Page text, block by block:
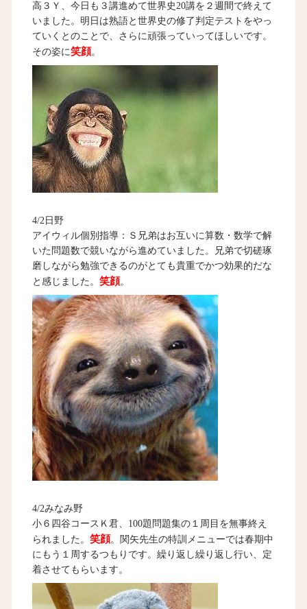
高３Ｙ、今日も３講進めて世界史20講を２週間で終えて
いました。明日は熟語と世界史の修了判定テストをやっ
ていくとのことで、さらに頑張っていってほしいです。
その姿に笑顔。
4/2日野
アイウィル個別指導：Ｓ兄弟はお互いに算数・数学で解
いた問題数で競いながら進めていました。兄弟で切磋琢
磨しながら勉強できるのがとても貴重でかつ効果的だな
と感じました。 笑顔。
4/2みなみ野
小６四谷コースＫ君、100題問題集の１周目を無事終え
られました。 笑顔。関矢先生の特訓メニューでは春期中
にもう１周するつもりです。繰り返し繰り返し行い、定
着させてもらいます。